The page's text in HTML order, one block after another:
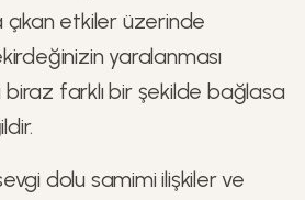
etkiler üzerinde
yaralanması
biraz farklı bir şekilde bağlasa
dolu samimi ilişkiler ve